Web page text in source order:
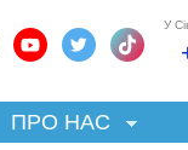
У
ПРО НАС